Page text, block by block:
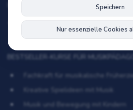
Speichern
Nur essenzielle Cookies
Berberitzenweg 24, D-21220 Seevetal
+49 (0) 4105 406188 | info@kiport.de
BESTSELLER-KURSE FÜR
Fachkraft für musikalische
Kreative Spielideen mit Musik
Musik und Bewegung mit Kindern